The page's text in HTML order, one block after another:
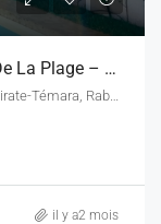
Villa Moderne Avec Piscine À 300 M De La Plage – Skhirat – 335 M² De Terrain
il y a2 mois